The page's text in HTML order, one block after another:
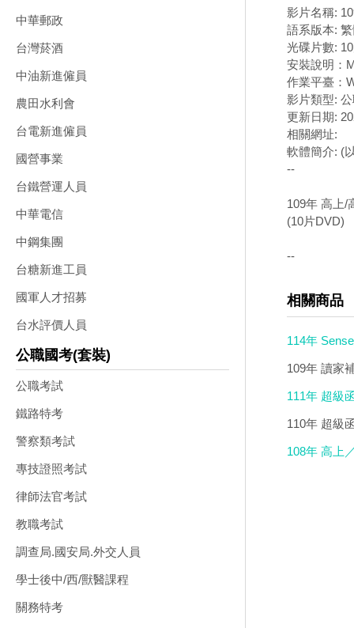
中華郵政
台灣菸酒
中油新進僱員
農田水利會
台電新進僱員
國營事業
台鐵營運人員
中華電信
中鋼集團
台糖新進工員
國軍人才招募
台水評價人員
公職國考(套裝)
公職考試
鐵路特考
警察類考試
專技證照考試
律師法官考試
教職考試
調查局.國安局.外交人員
學士後中/西/獸醫課程
關務特考
影片名稱:
語系版本:
光碟片數:
安裝說明：
作業平臺：
影片類型:
更新日期:
相關網址:
軟體簡介: (
--
109年 高上/
(10片DVD)
--
相關商品
114年
於司法特考.
109年 讀家
法與刑事訴
DVD
111年 超級
110年 超級
授
108年 高上